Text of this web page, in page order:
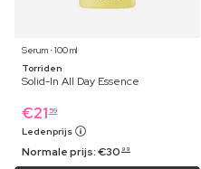
Serum ⋅ 100 ml
Torriden
Solid-In All Day Essence
€21 59
Ledenprijs
Normale prijs:€30 99